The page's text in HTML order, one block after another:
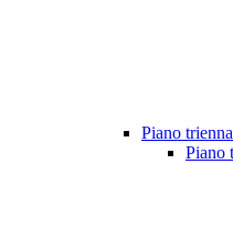
Piano
Piano